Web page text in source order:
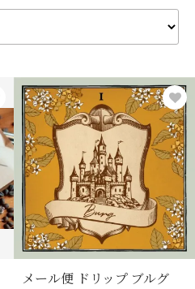
メール便 ドリップ ブルグ